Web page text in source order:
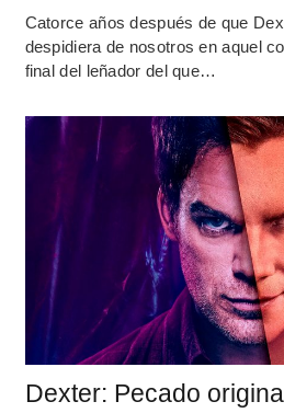
Catorce años después de que
despidiera de nosotros en aquel
final del leñador del que…
Dexter: Pecado original